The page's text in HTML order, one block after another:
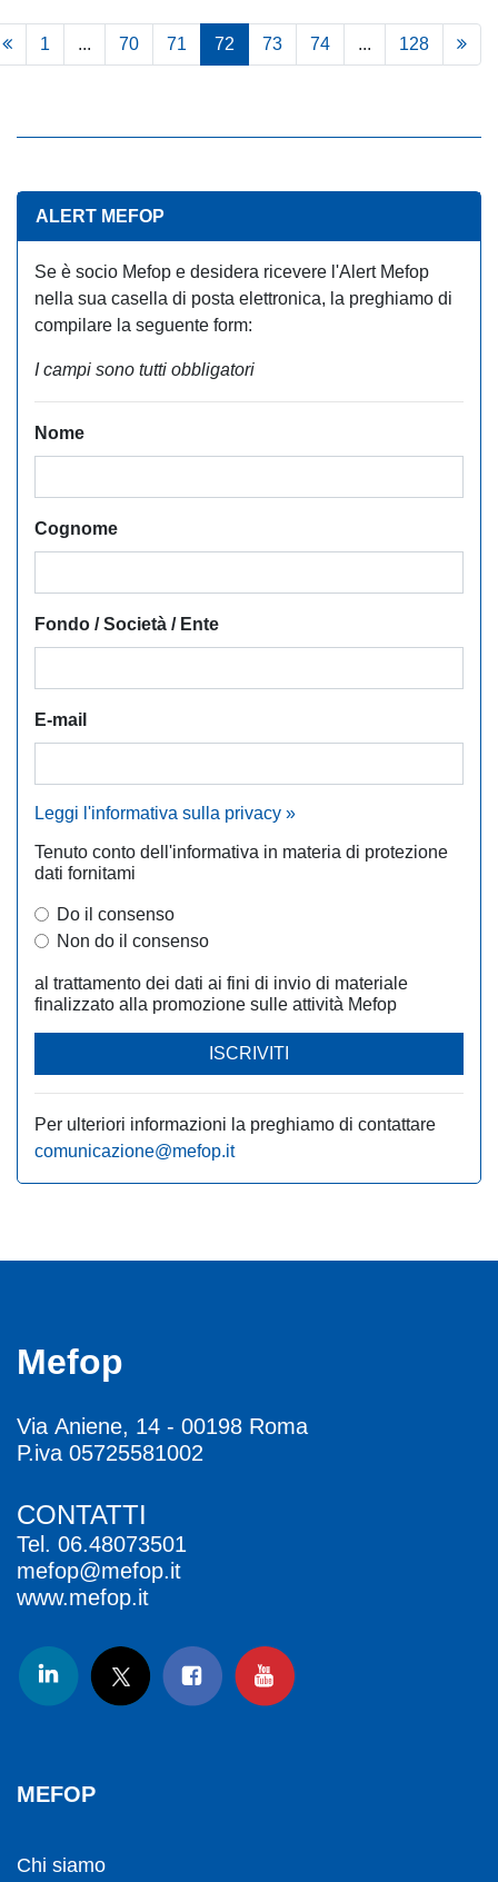
1 ... 70 71 72 73 74 ... 128
ALERT MEFOP
Se è socio Mefop e desidera ricevere l'Alert Mefop
nella sua casella di posta elettronica, la preghiamo di
compilare la seguente form:
I campi sono tutti obbligatori
Nome
Cognome
Fondo / Società / Ente
E-mail
Leggi l'informativa sulla privacy »
Tenuto conto dell'informativa in materia di protezione
dati fornitami
Do il consenso
Non do il consenso
al trattamento dei dati ai fini di invio di materiale
finalizzato alla promozione sulle attività Mefop
ISCRIVITI
Per ulteriori informazioni la preghiamo di contattare
comunicazione@mefop.it
Mefop
Via Aniene, 14 - 00198 Roma
P.iva 05725581002
CONTATTI
Tel. 06.48073501
mefop@mefop.it
www.mefop.it
MEFOP
Chi siamo